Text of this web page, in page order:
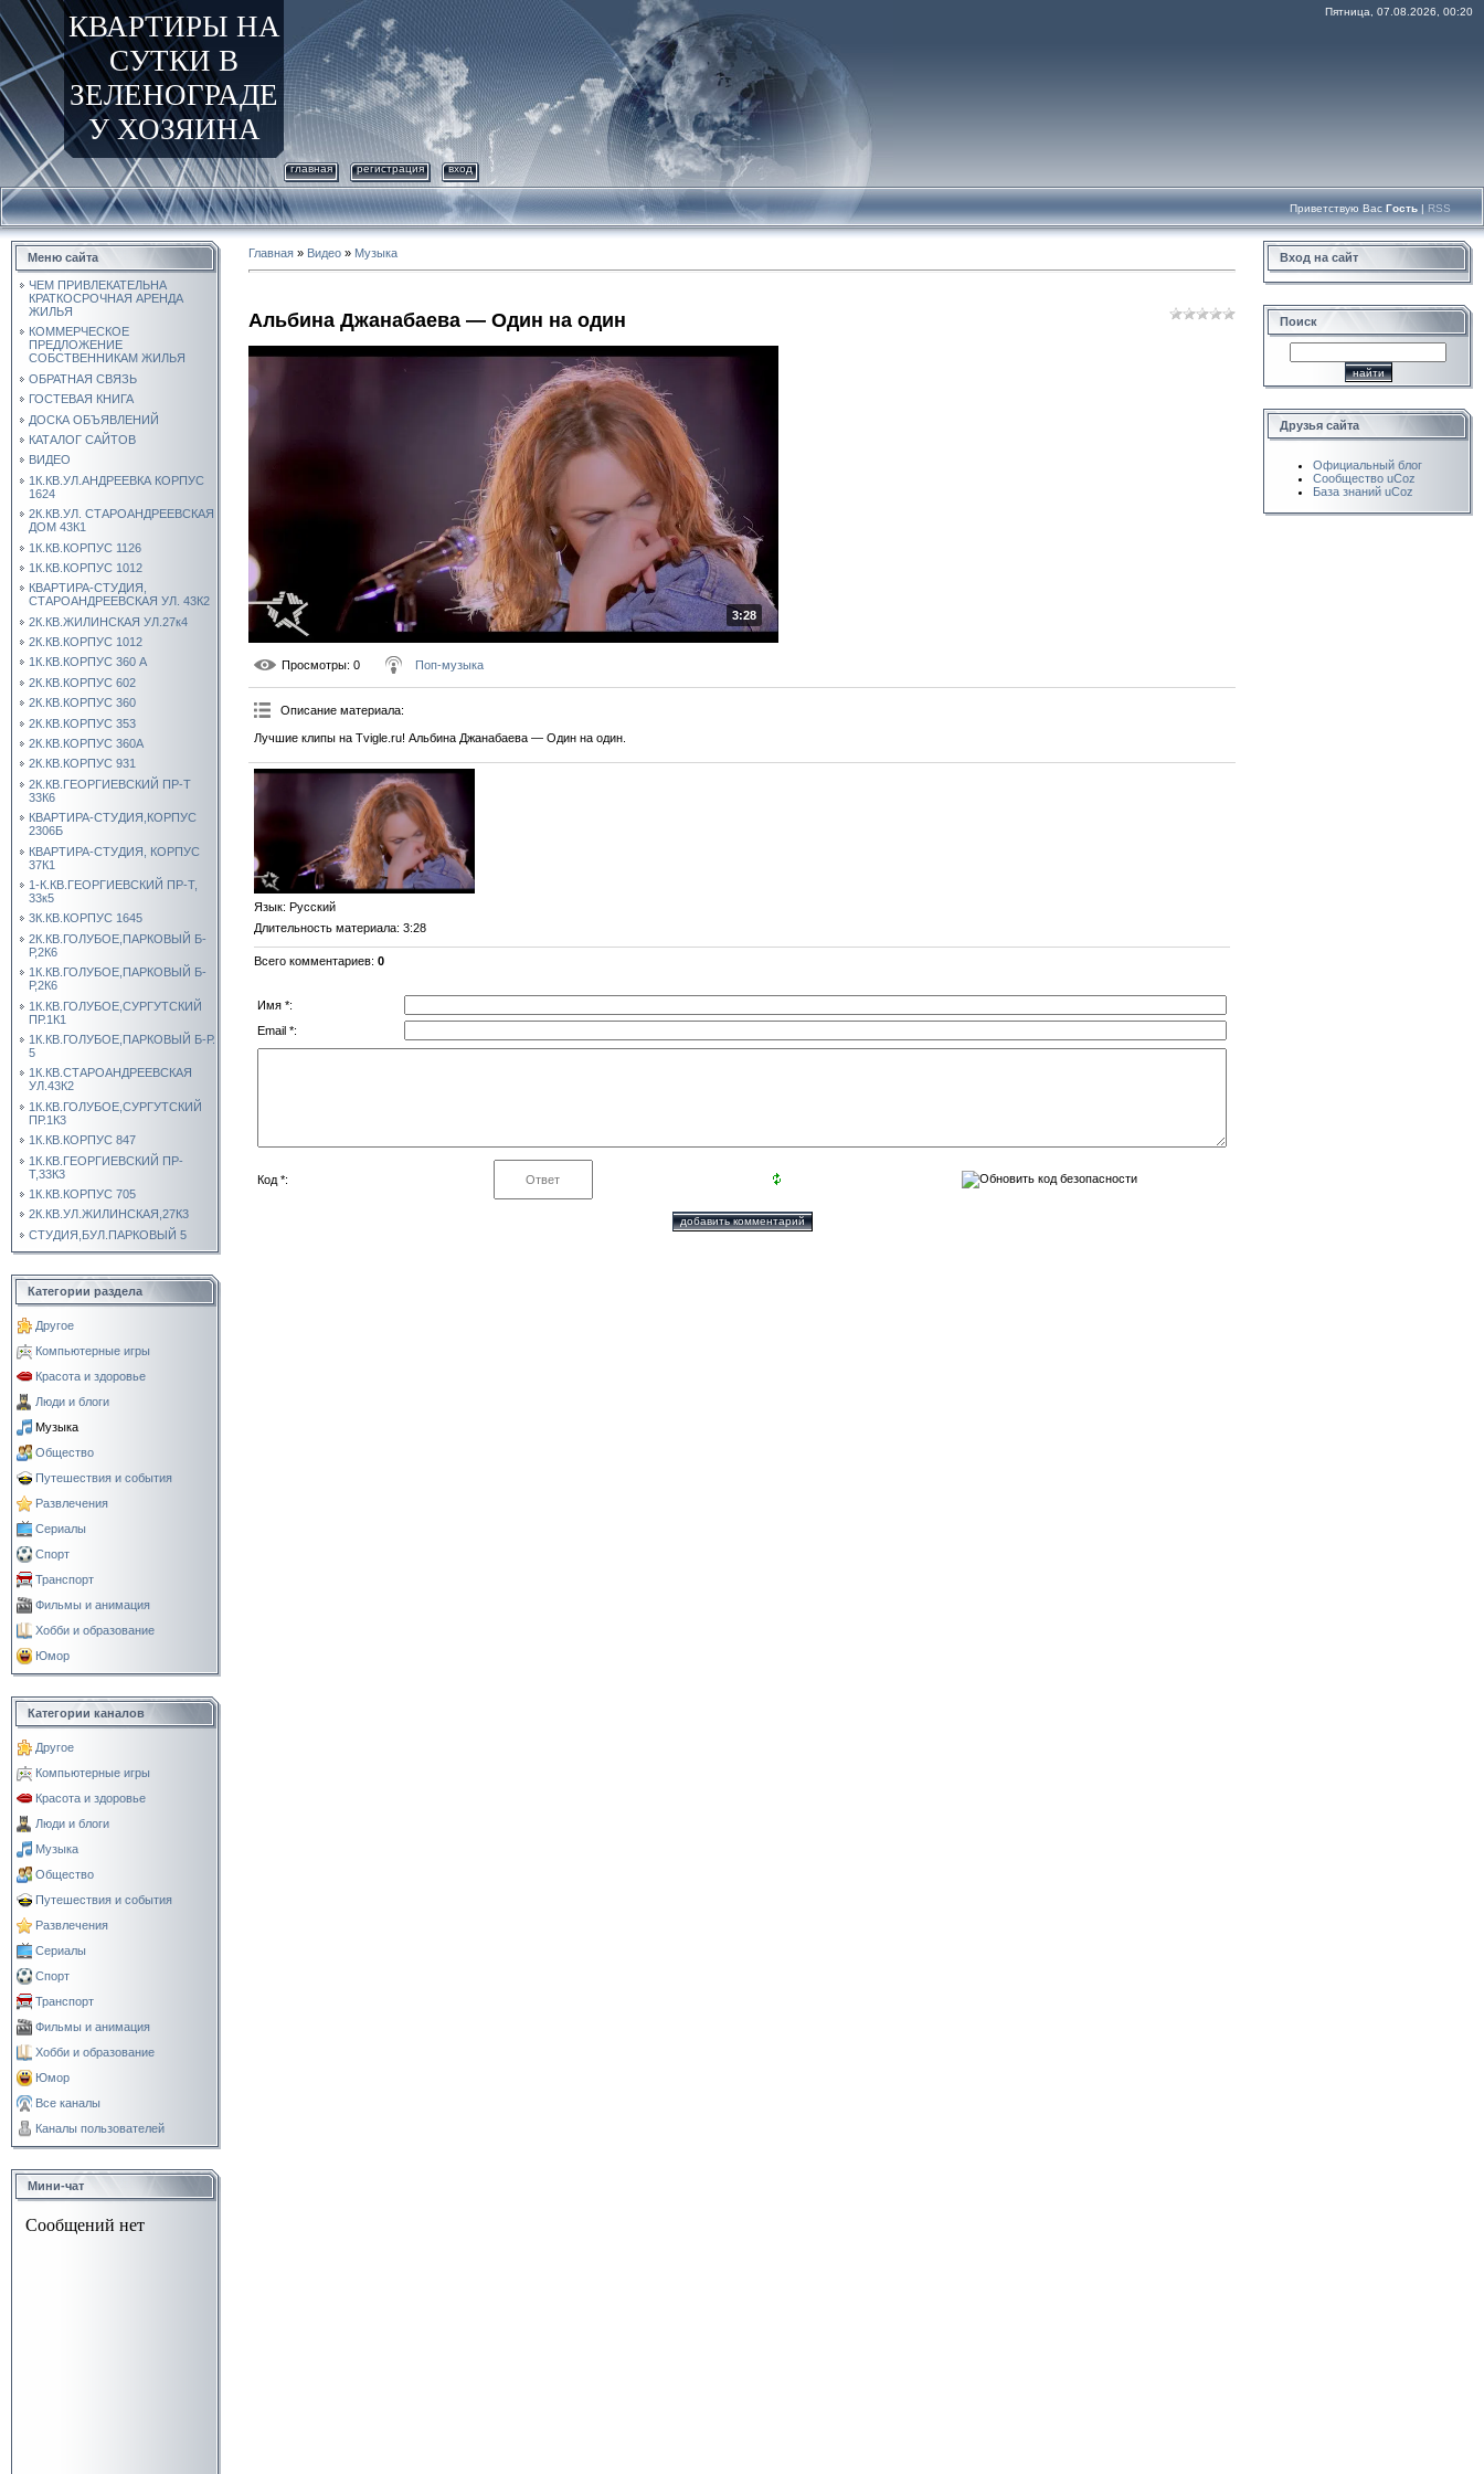
КВАРТИРЫ НА
СУТКИ В
ЗЕЛЕНОГРАДЕ
У ХОЗЯИНА
Пятница, 07.08.2026, 00:20
главная регистрация вход
Приветствую Вас Гость | RSS
Меню сайта
ЧЕМ ПРИВЛЕКАТЕЛЬНА
КРАТКОСРОЧНАЯ АРЕНДА
ЖИЛЬЯ
КОММЕРЧЕСКОЕ
ПРЕДЛОЖЕНИЕ
СОБСТВЕННИКАМ ЖИЛЬЯ
ОБРАТНАЯ СВЯЗЬ
ГОСТЕВАЯ КНИГА
ДОСКА ОБЪЯВЛЕНИЙ
КАТАЛОГ САЙТОВ
ВИДЕО
1К.КВ.УЛ.АНДРЕЕВКА КОРПУС
1624
2К.КВ.УЛ. СТАРОАНДРЕЕВСКАЯ
ДОМ 43К1
1К.КВ.КОРПУС 1126
1К.КВ.КОРПУС 1012
КВАРТИРА-СТУДИЯ,
СТАРОАНДРЕЕВСКАЯ УЛ. 43К2
2К.КВ.ЖИЛИНСКАЯ УЛ.27к4
2К.КВ.КОРПУС 1012
1К.КВ.КОРПУС 360 А
2К.КВ.КОРПУС 602
2К.КВ.КОРПУС 360
2К.КВ.КОРПУС 353
2К.КВ.КОРПУС 360А
2К.КВ.КОРПУС 931
2К.КВ.ГЕОРГИЕВСКИЙ ПР-Т
33К6
КВАРТИРА-СТУДИЯ,КОРПУС
2306Б
КВАРТИРА-СТУДИЯ, КОРПУС
37К1
1-К.КВ.ГЕОРГИЕВСКИЙ ПР-Т,
33к5
3К.КВ.КОРПУС 1645
2К.КВ.ГОЛУБОЕ,ПАРКОВЫЙ Б-
Р,2К6
1К.КВ.ГОЛУБОЕ,ПАРКОВЫЙ Б-
Р,2К6
1К.КВ.ГОЛУБОЕ,СУРГУТСКИЙ
ПР.1К1
1К.КВ.ГОЛУБОЕ,ПАРКОВЫЙ Б-Р.
5
1К.КВ.СТАРОАНДРЕЕВСКАЯ
УЛ.43К2
1К.КВ.ГОЛУБОЕ,СУРГУТСКИЙ
ПР.1К3
1К.КВ.КОРПУС 847
1К.КВ.ГЕОРГИЕВСКИЙ ПР-
Т,33К3
1К.КВ.КОРПУС 705
2К.КВ.УЛ.ЖИЛИНСКАЯ,27К3
СТУДИЯ,БУЛ.ПАРКОВЫЙ 5
Категории раздела
Другое
Компьютерные игры
Красота и здоровье
Люди и блоги
Музыка
Общество
Путешествия и события
Развлечения
Сериалы
Спорт
Транспорт
Фильмы и анимация
Хобби и образование
Юмор
Категории каналов
Другое
Компьютерные игры
Красота и здоровье
Люди и блоги
Музыка
Общество
Путешествия и события
Развлечения
Сериалы
Спорт
Транспорт
Фильмы и анимация
Хобби и образование
Юмор
Все каналы
Каналы пользователей
Мини-чат
Главная » Видео » Музыка
Альбина Джанабаева — Один на один
3:28
Просмотры: 0 Поп-музыка
Описание материала:
Лучшие клипы на Tvigle.ru! Альбина Джанабаева — Один на один.
Язык: Русский
Длительность материала: 3:28
Всего комментариев: 0
Имя *:
Email *:
Код *:
Вход на сайт
Поиск
Друзья сайта
Официальный блог
Сообщество uCoz
База знаний uCoz